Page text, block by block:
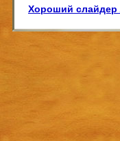
Хороший слайдер